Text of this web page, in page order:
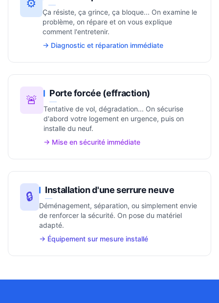
⚙️
Ça résiste, ça grince, ça bloque... On examine le
problème, on répare et on vous explique
comment l'entretenir.
→ Diagnostic et réparation immédiate
🚨 Porte forcée (effraction)
Tentative de vol, dégradation... On sécurise
d'abord votre logement en urgence, puis on
installe du neuf.
→ Mise en sécurité immédiate
🔒 Installation d'une serrure neuve
Déménagement, séparation, ou simplement envie
de renforcer la sécurité. On pose du matériel
adapté.
→ Équipement sur mesure installé